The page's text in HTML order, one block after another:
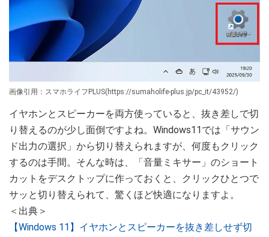
画像引用：スマホライフPLUS(https://sumaholife-plus.jp/pc_it/43952/)
イヤホンとスピーカーを両方使っていると、抜き差しで切
り替えるのが少し面倒ですよね。Windows11では「サウン
ド出力の選択」から切り替えられますが、何度もクリック
するのは手間。そんな時は、「音量ミキサー」のショート
カットをデスクトップに作っておくと、クリックひとつで
サッと切り替えられて、驚くほど快適になりますよ。
＜出典＞
【Windows 11】イヤホンとスピーカーを抜き差しせず切